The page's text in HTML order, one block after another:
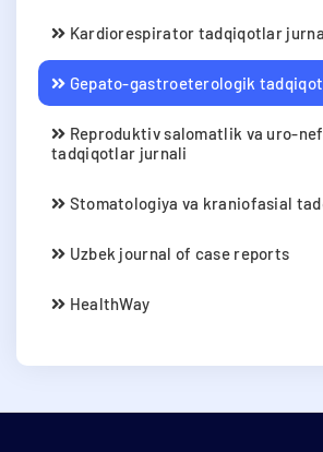
Kardiorespirator tadqiqotlar
Gepato-gastroeterologik
Reproduktiv salomatlik va uro-
tadqiqotlar jurnali
Stomatologiya va kraniofasial
Uzbek journal of case reports
HealthWay